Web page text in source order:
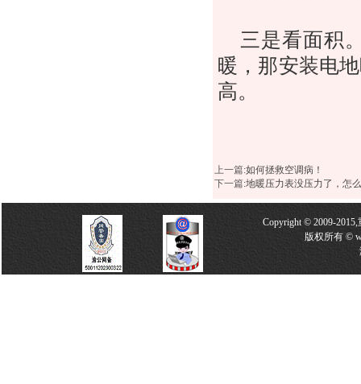
三是看面积
暖，那安装电
高。
上一篇:如何拯救空调病！
下一篇:地暖压力表没压力了，怎
Copyright © 2009-
版权所有 ©